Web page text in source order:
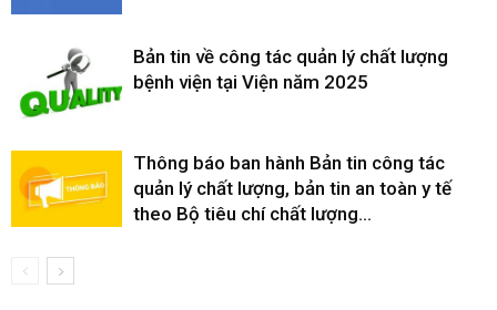
Bản tin về công tác quản lý chất lượng
bệnh viện tại Viện năm 2025
Thông báo ban hành Bản tin công tác
quản lý chất lượng, bản tin an toàn y tế
theo Bộ tiêu chí chất lượng...